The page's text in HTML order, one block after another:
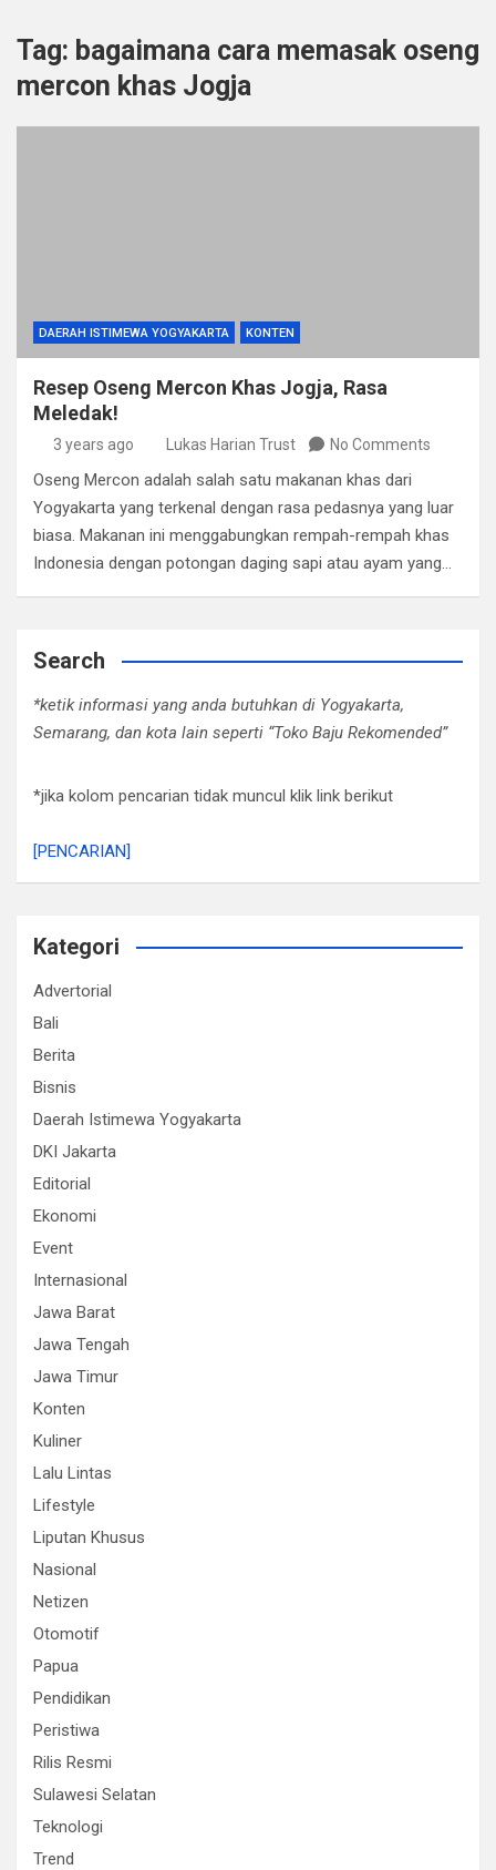
Tag: bagaimana cara memasak oseng
mercon khas Jogja
DAERAH ISTIMEWA YOGYAKARTA KONTEN
Resep Oseng Mercon Khas Jogja, Rasa
Meledak!
3 years ago Lukas Harian Trust No Comments
Oseng Mercon adalah salah satu makanan khas dari
Yogyakarta yang terkenal dengan rasa pedasnya yang luar
biasa. Makanan ini menggabungkan rempah-rempah khas
Indonesia dengan potongan daging sapi atau ayam yang…
Search
*ketik informasi yang anda butuhkan di Yogyakarta,
Semarang, dan kota lain seperti “Toko Baju Rekomended”
*jika kolom pencarian tidak muncul klik link berikut
[PENCARIAN]
Kategori
Advertorial
Bali
Berita
Bisnis
Daerah Istimewa Yogyakarta
DKI Jakarta
Editorial
Ekonomi
Event
Internasional
Jawa Barat
Jawa Tengah
Jawa Timur
Konten
Kuliner
Lalu Lintas
Lifestyle
Liputan Khusus
Nasional
Netizen
Otomotif
Papua
Pendidikan
Peristiwa
Rilis Resmi
Sulawesi Selatan
Teknologi
Trend